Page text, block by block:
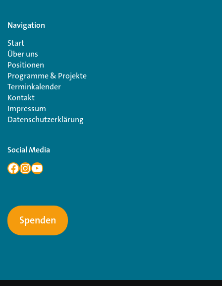
Navigation
Start
Über uns
Positionen
Programme & Projekte
Terminkalender
Kontakt
Impressum
Datenschutzerklärung
Social Media
Spenden